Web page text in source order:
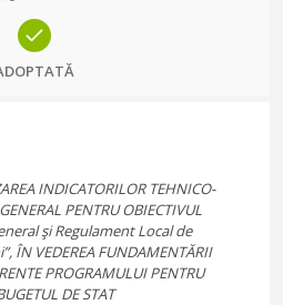
INDICATORILOR TEHNICO-
PENTRU OBIECTIVUL
şi Regulament Local de
ÎN VEDEREA FUNDAMENTĂRII
PROGRAMULUI PENTRU
DE STAT